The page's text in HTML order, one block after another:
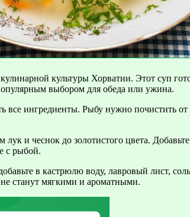
культуры Хорватии. Этот суп
выбором для обеда или ужина.
все ингредиенты. Рыбу нужно почистить
и чеснок до золотистого цвета.
с рыбой.
в кастрюлю воду, лавровый лист,
станут мягкими и ароматными.